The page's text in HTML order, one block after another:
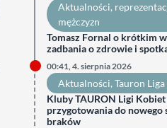
Aktualności,
mężczyzn
Tomasz Fornal o krótkim
zadbania o zdrowie i
00:41, 4. sierpnia 2026
Aktualności, Tauron
Kluby TAURON Ligi
przygotowania do nowego
braków